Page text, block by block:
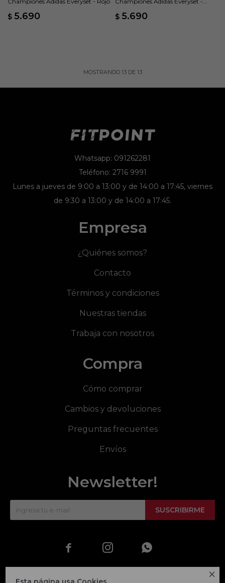

$ 5.690 $ 5.690
MOSTRANDO 13DE 13
Whatsapp: 091262281
Teléfono: 2716 9991
Lunes a jueves de 9:00 a 13:00 y de 14:00 a 17:45, viernes
de 9:30 a 13:00 y de 14:00 a 17:45.
Empresa
¿Quiénes somos?
Contacto
Términos y condiciones
Nuestras tiendas
Trabaja con nosotros
Compra
Cómo comprar
Cambios y devoluciones
Preguntas frecuentes
Envíos
Newsletter!
SUSCRIBIRME
  